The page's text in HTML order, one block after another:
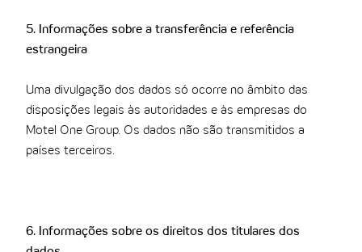
5. Informações sobre a transferência e referência
estrangeira
Uma divulgação dos dados só ocorre no âmbito das
disposições legais às autoridades e às empresas do
Motel One Group. Os dados não são transmitidos a
países terceiros.
6. Informações sobre os direitos dos titulares dos